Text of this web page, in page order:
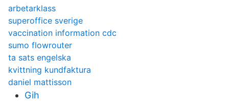
arbetarklass
superoffice sverige
vaccination information cdc
sumo flowrouter
ta sats engelska
kvittning kundfaktura
daniel mattisson
Gih